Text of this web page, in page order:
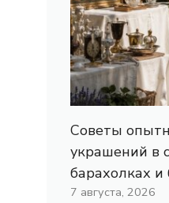
Советы
украшений в
барахолках и
7 августа, 2026